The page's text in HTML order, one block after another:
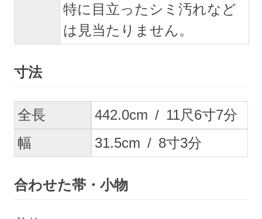
特に目立ったシミ汚れなど
は見当たりません。
寸法
全長 442.0cm / 11尺6寸7分
幅
31.5cm / 8寸3分
合わせた帯・小物